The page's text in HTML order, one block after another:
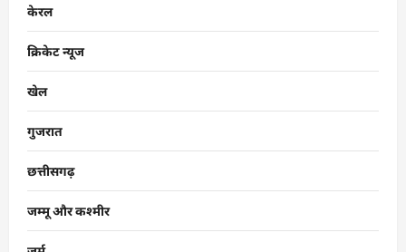
केरल
क्रिकेट न्यूज
खेल
गुजरात
छत्तीसगढ़
जम्मू और कश्मीर